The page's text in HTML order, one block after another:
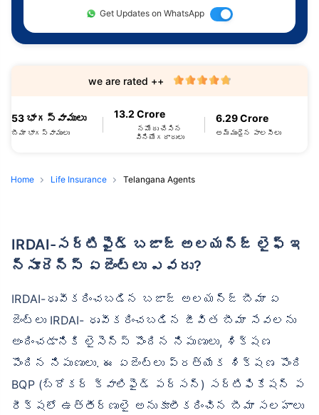
Get Updates on WhatsApp
53 భాగస్వాములు
బీమా భాగస్వాములు
13.2 Crore
నమోదు చేసిన
వినియోగదారులు
6.29 Crore
అమ్ముడైన పాలసీలు
we are rated ++
Home Life Insurance Telangana Agents
IRDAI-సర్టిఫైడ్ బజాజ్ అలయన్జ్ లైఫ్ ఇ
న్సూరెన్స్ ఏజెంట్లు ఎవరు?
IRDAI-ధృవీకరించబడిన బజాజ్ అలయన్జ్ బీమా ఏ
జెంట్లు IRDAI- ధృవీకరించబడిన జీవిత బీమా సేవలను
అందించడానికి లైసెన్స్ పొందిన నిపుణులు, శిక్షణ
పొందిన నిపుణులు. ఈ ఏజెంట్లు ప్రత్యేక శిక్షణ పొంది
BQP (బ్రోకర్ క్వాలిఫైడ్ పర్సన్) సర్టిఫికేషన్ ప
రీక్షలో ఉత్తీర్ణులై అనుకూలీకరించిన బీమా సలహాలు